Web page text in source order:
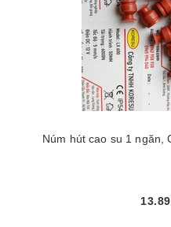
Núm hút cao su 1 ngăn,